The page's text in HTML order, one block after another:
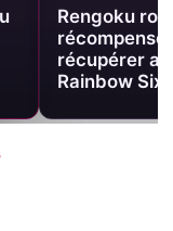
Rengoku
récupérer
Rainbow Six